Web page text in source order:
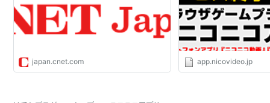
japan.cnet.com app.nicovideo.jp